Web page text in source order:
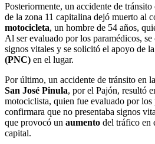
Posteriormente, un accidente de
de la zona 11 capitalina dejó muerto al
motocicleta, un hombre de 54 años,
Al ser evaluado por los paramédicos,
signos vitales y se solicitó el apoyo de la
(PNC) en el lugar.
Por último, un accidente de tránsito en
San José Pinula, por el Pajón, resultó
motociclista, quien fue evaluado por los
confirmara que no presentaba signos
que provocó un aumento del tráfico en
capital.